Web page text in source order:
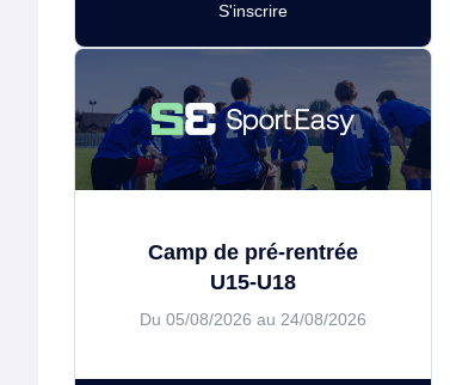
S'inscrire
Camp de pré-rentrée
U15-U18
Du 05/08/2026 au 24/08/2026